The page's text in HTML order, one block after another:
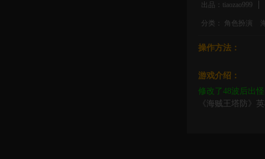
出品：tiaozao999
分类： 角色扮演
操作方法：
游戏介绍：
修改了48波后出
《海贼王塔防》